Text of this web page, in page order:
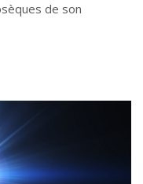
de son